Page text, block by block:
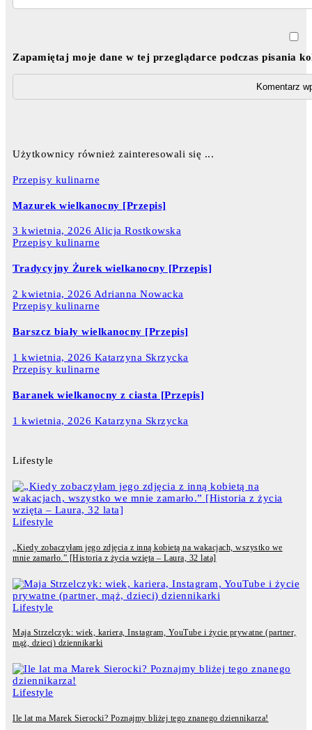
Zapamiętaj moje dane w tej przeglądarce podczas pisania
Użytkownicy również zainteresowali się ...
Przepisy kulinarne
Mazurek wielkanocny [Przepis]
3 kwietnia, 2026 Alicja Rostkowska
Przepisy kulinarne
Tradycyjny Żurek wielkanocny [Przepis]
2 kwietnia, 2026 Adrianna Nowacka
Przepisy kulinarne
Barszcz biały wielkanocny [Przepis]
1 kwietnia, 2026 Katarzyna Skrzycka
Przepisy kulinarne
Baranek wielkanocny z ciasta [Przepis]
1 kwietnia, 2026 Katarzyna Skrzycka
Lifestyle
Lifestyle
„Kiedy zobaczyłam jego zdjęcia z inną kobietą na wakacjach, wszystko we
mnie zamarło.” [Historia z życia wzięta – Laura, 32 lata]
Lifestyle
Maja Strzelczyk: wiek, kariera, Instagram, YouTube i życie prywatne (partner,
mąż, dzieci) dziennikarki
Lifestyle
Ile lat ma Marek Sierocki? Poznajmy bliżej tego znanego dziennikarza!